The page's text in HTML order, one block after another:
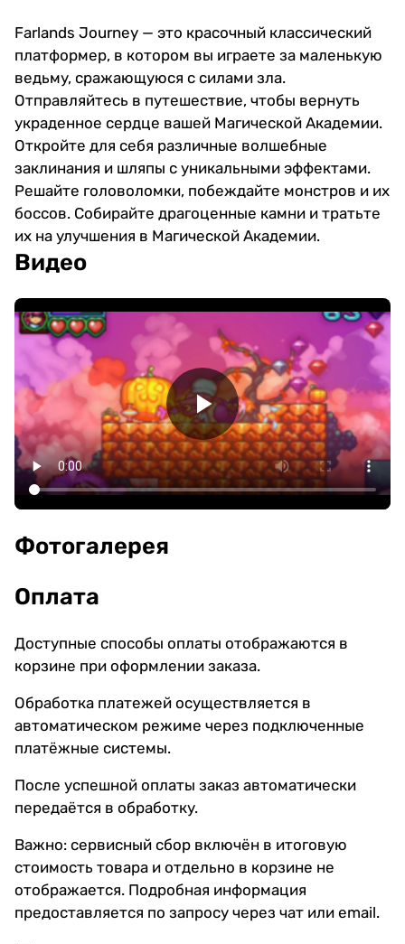
Farlands Journey — это красочный классический
платформер, в котором вы играете за маленькую
ведьму, сражающуюся с силами зла.
Отправляйтесь в путешествие, чтобы вернуть
украденное сердце вашей Магической Академии.
Откройте для себя различные волшебные
заклинания и шляпы с уникальными эффектами.
Решайте головоломки, побеждайте монстров и их
боссов. Собирайте драгоценные камни и тратьте
их на улучшения в Магической Академии.
Видео
Фотогалерея
Оплата
Доступные способы оплаты отображаются в
корзине при оформлении заказа.
Обработка платежей осуществляется в
автоматическом режиме через подключенные
платёжные системы.
После успешной оплаты заказ автоматически
передаётся в обработку.
Важно: сервисный сбор включён в итоговую
стоимость товара и отдельно в корзине не
отображается. Подробная информация
предоставляется по запросу через чат или email.